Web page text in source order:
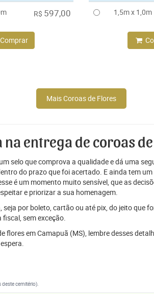
R$ 597,00
Comprar
1,5m x 1,0m
Mais Coroas de Flores
entrega de coroas
selo que comprova a qualidade e dá uma
do prazo que foi acertado. E ainda tem
é um momento muito sensível, que as
e priorizar a sua homenagem.
por boleto, cartão ou até pix, do jeito que
sem exceção.
em Camapuã (MS), lembre desses
deste cemitério).